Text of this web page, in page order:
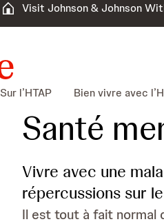
Visit Johnson & Johnson
Sur l’HTAP Bien vivre avec
Santé
Vivre avec une
répercussions sur
Il est tout à fait normal